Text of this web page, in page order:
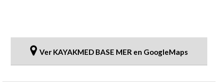
Ver KAYAKMED BASE MER en GoogleMaps